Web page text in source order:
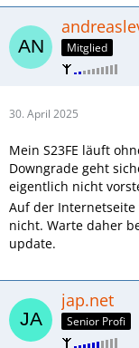
Mitglied
30. April 2025
Mein S23FE läuft
Downgrade geht
eigentlich nicht
Auf der Internetseite
nicht. Warte daher
update.
jap.net
Senior Profi